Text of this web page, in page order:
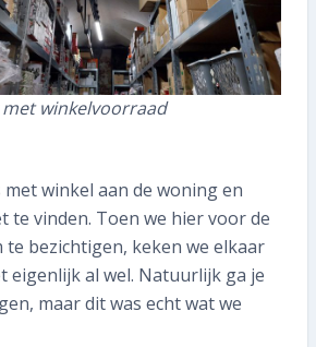
winkelvoorraad
met winkel aan de woning en
te vinden. Toen we hier voor de
bezichtigen, keken we elkaar
eigenlijk al wel. Natuurlijk ga je
maar dit was echt wat we